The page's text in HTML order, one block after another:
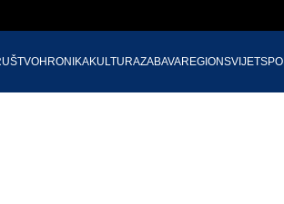
HRONIKAKULTURAZABAVAREGIONSVIJET